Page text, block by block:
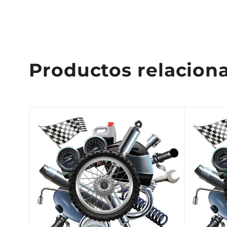
Productos